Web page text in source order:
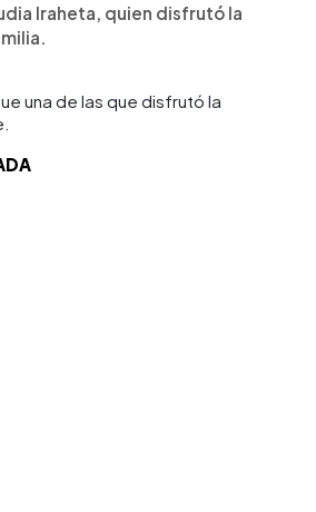
Iraheta, quien disfrutó la
una de las que disfrutó la